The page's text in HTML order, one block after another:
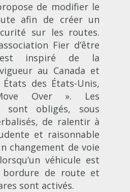
de modifier le
afin de créer un
sur les routes.
Fier d’être
inspiré de la
au Canada et
des États-Unis,
Over ». Les
sont obligés, sous
de ralentir à
et raisonnable
changement de voie
véhicule est
bordure de route et
sont activés.